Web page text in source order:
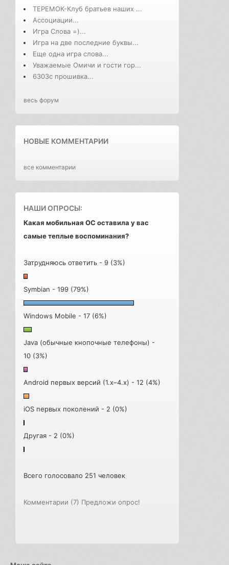
ТЕРЕМОК-Клуб братьев наших ...
Ассоциации...
Игра Слова =)...
Игра на две последние буквы...
Еще одна игра слова...
Уважаемые Омичи и гости гор...
6303с прошивка...
весь форум
НОВЫЕ КОММЕНТАРИИ
все комментарии
НАШИ ОПРОСЫ:
Какая мобильная ОС оставила у вас
самые теплые воспоминания?
Затрудняюсь ответить - 9 (3%)
Symbian - 199 (79%)
Windows Mobile - 17 (6%)
Java (обычные кнопочные телефоны) -
10 (3%)
Android первых версий (1.x–4.x) - 12 (4%)
iOS первых поколений - 2 (0%)
Другая - 2 (0%)
Всего голосовало 251 человек
Комментарии (7) Предложи опрос!